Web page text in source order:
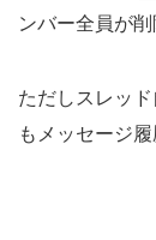
ンバー全員が削
ただしスレッ
もメッセージ